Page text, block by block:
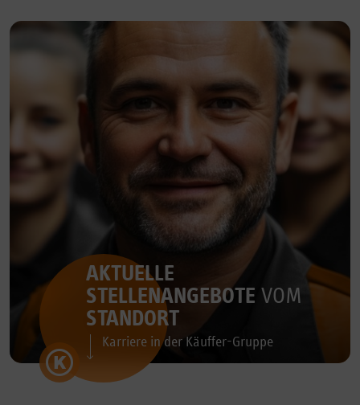
AKTUELLE
STELLENANGEBOTE VOM
STANDORT
Karriere in der Käuffer-Gruppe